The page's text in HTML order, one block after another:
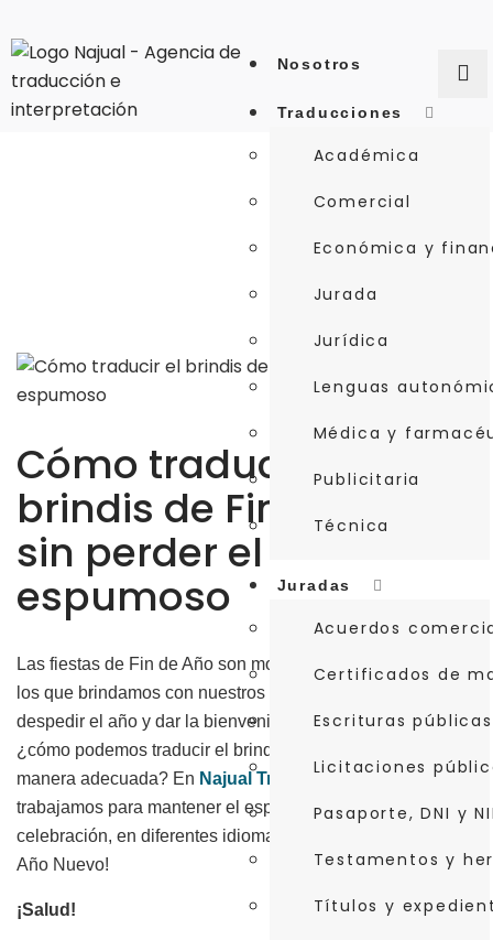
Nosotros
Traducciones
Académica
Comercial
Económica y
Jurada
Jurídica
Lenguas
Médica y
Publicitaria
Técnica
Juradas
Acuerdos
Certificados de
Escrituras
Licitaciones
Pasaporte, DNI y
Testamentos y
Títulos y
Cómo traducir el
brindis de Fin de Año
sin perder el
espumoso
Las fiestas de Fin de Año son momentos de celebración en
los que brindamos con nuestros seres queridos para
despedir el año y dar la bienvenida al próximo. Pero,
¿cómo podemos traducir el brindis de fin de año de
manera adecuada? En Najual Traductores & Intérpretes
trabajamos para mantener el espumoso, la esencia de la
celebración, en diferentes idiomas y culturas ¡también en
Año Nuevo!
¡Salud!